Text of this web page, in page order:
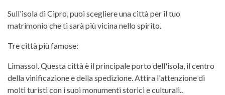
Sull'isola di Cipro, puoi scegliere una città per il tuo
matrimonio che ti sarà più vicina nello spirito.
Tre città più famose:
Limassol. Questa città è il principale porto dell'isola, il centro
della vinificazione e della spedizione. Attira l'attenzione di
molti turisti con i suoi monumenti storici e culturali..